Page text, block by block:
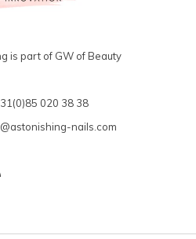
is part of GW of Beauty
020 38 38
nails.com